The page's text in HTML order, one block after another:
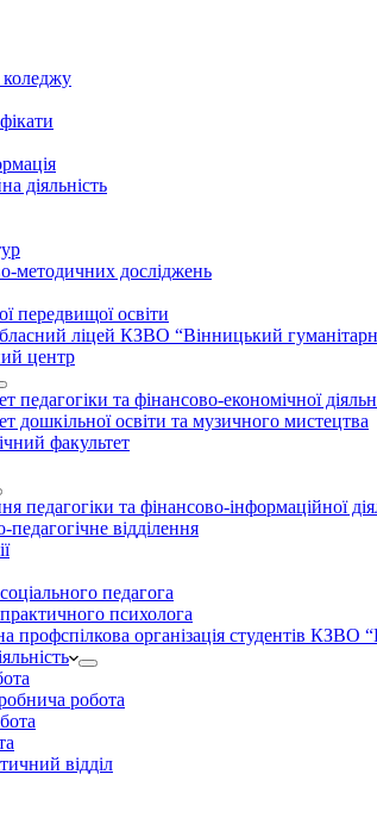
коледжу
діяльність
методичних досліджень
передвищої освіти
ліцей КЗВО “Вінницький
центр
педагогіки та фінансово-економічної
дошкільної освіти та музичного мистецтва
факультет
педагогіки та фінансово-інформаційної
відділення
педагога
психолога
профспілкова організація студентів КЗВО
робота
відділ